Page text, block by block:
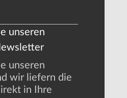
unseren
unseren
wir liefern die
in Ihre